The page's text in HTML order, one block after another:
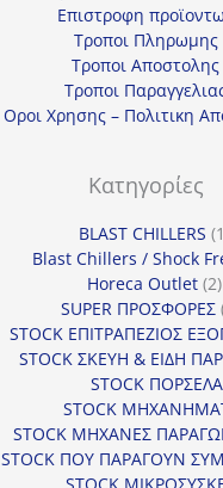
Επιστροφη
Τροποι Πληρωμης
Τροποι Αποστολης
Τροποι
Οροι Χρησης – Πολιτικη
Κατηγορίες
BLAST CHILLERS 1
Blast Chillers / Shock
Horeca Outlet 22
SUPER ΠΡΟΣΦΟΡΕΣ
STOCK ΕΠΙΤΡΑΠΕΖΙΟΣ
STOCK ΣΚΕΥΗ & ΕΙΔΗ
STOCK
STOCK
STOCK ΜΗΧΑΝΕΣ
STOCK ΠΟΥ ΠΑΡΑΓΟΥΝ